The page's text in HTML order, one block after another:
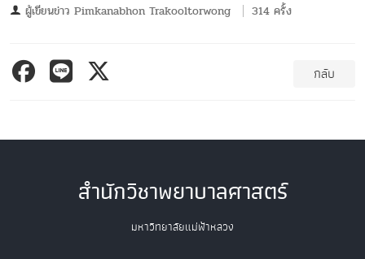
ผู้เขียนข่าว Pimkanabhon Trakooltorwong 314 ครั้ง
กลับ
สำนักวิชาพยาบาลศาสตร์
มหาวิทยาลัยแม่ฟ้าหลวง